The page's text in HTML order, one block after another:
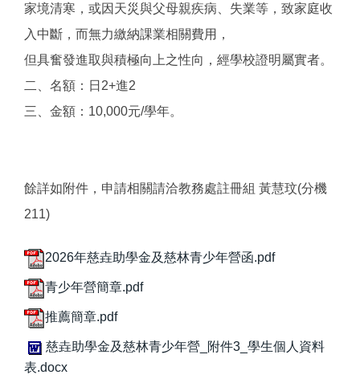
家境清寒，或因天災與父母親疾病、失業等，致家庭收
入中斷，而無力繳納課業相關費用，
但具奮發進取與積極向上之性向，經學校證明屬實者。
二、名額：日2+進2
三、金額：10,000元/學年。
餘詳如附件，申請相關請洽教務處註冊組 黃慧玟(分機
211)
2026年慈垚助學金及慈林青少年營函.pdf
青少年營簡章.pdf
推薦簡章.pdf
慈垚助學金及慈林青少年營_附件3_學生個人資料
表.docx